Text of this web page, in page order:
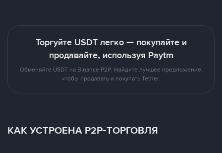
Торгуйте USDT легко — покупайте и
продавайте, используя Paytm
Обменяйте USDT на Binance P2P. Найдите лучшее предложение,
чтобы продавать и покупать Tether.
КАК УСТРОЕНА P2P-ТОРГОВЛЯ